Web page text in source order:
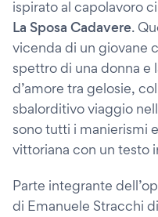
ispirato al capolavoro
La Sposa Cadavere.
vicenda di un giovane
spettro di una donna e
d’amore tra gelosie,
sbalorditivo viaggio
sono tutti i manierismi
vittoriana con un testo
Parte integrante
di Emanuele Stracchi